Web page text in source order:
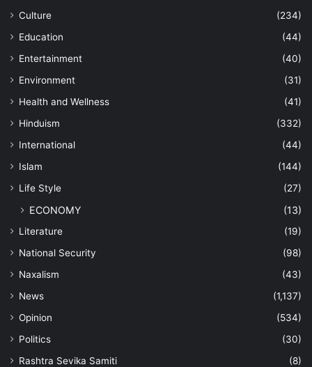
Culture
(234)
Education
(44)
Entertainment
(40)
Environment
(31)
Health and Wellness
(41)
Hinduism
(332)
International
(44)
Islam
(144)
Life Style
(27)
ECONOMY (13)
Literature
(19)
National Security
(98)
Naxalism
(43)
News
(1,137)
Opinion
(534)
Politics
(30)
Rashtra Sevika Samiti
(8)